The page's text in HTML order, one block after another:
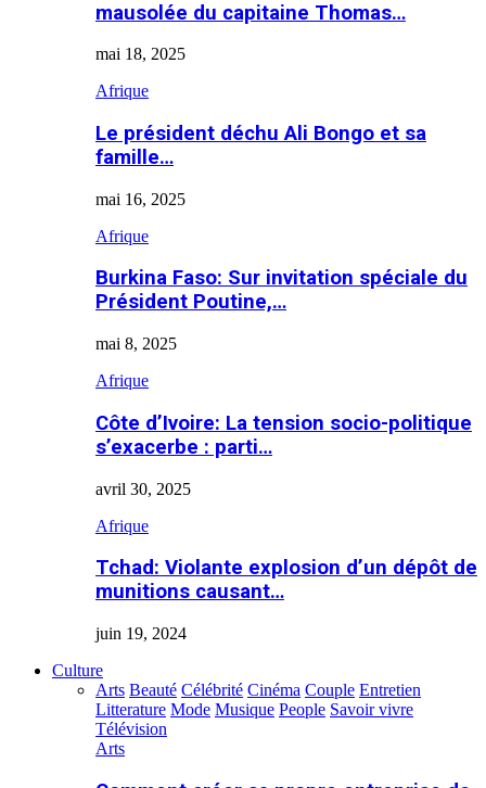
mausolée du capitaine Thomas…
mai 18, 2025
Afrique
Le président déchu Ali Bongo et sa
famille…
mai 16, 2025
Afrique
Burkina Faso: Sur invitation spéciale du
Président Poutine,…
mai 8, 2025
Afrique
Côte d’Ivoire: La tension socio-politique
s’exacerbe : parti…
avril 30, 2025
Afrique
Tchad: Violante explosion d’un dépôt de
munitions causant…
juin 19, 2024
Culture
Arts Beauté Célébrité Cinéma Couple Entretien
Litterature Mode Musique People Savoir vivre
Télévision
Arts